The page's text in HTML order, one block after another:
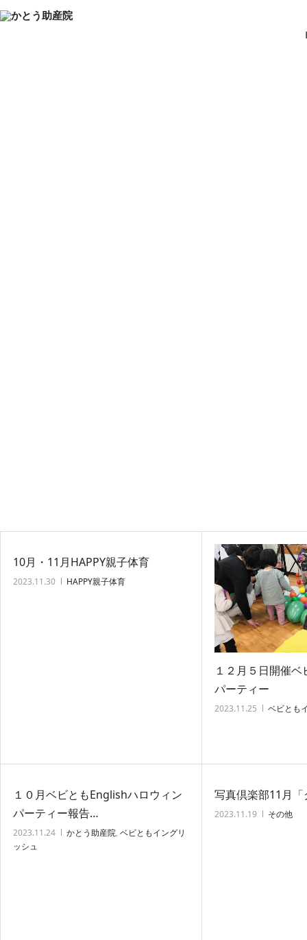
10月・11月HAPPY親子体育
2023.11.30 HAPPY親子体育
１２月５日開催
パーティー
2023.11.25 ベビとも
１０月ベビともEnglishハロウィン
パーティー報告…
2023.11.24 かとう助産院, ベビともイングリ
ッシュ
写真倶楽部11月
2023.11.19 その他